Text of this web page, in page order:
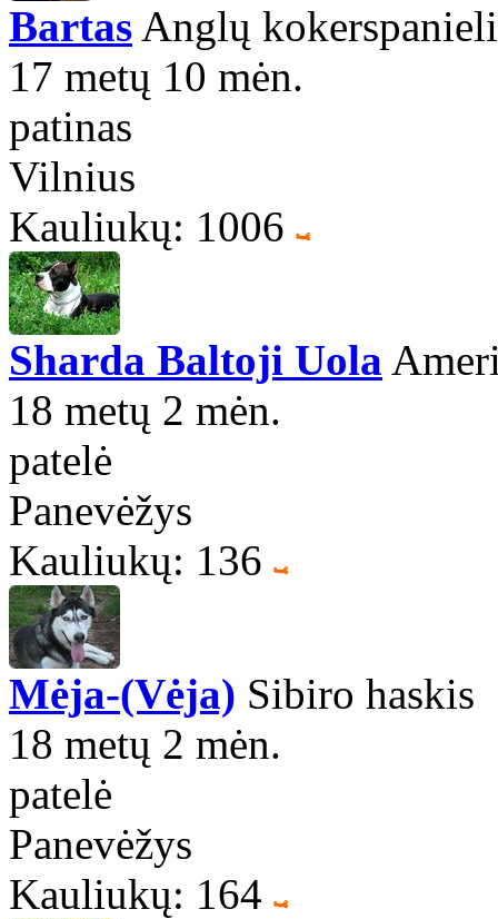
Bartas Anglų
17 metų 10 mėn.
patinas
Vilnius
Kauliukų: 1006
Sharda Baltoji Uola
18 metų 2 mėn.
patelė
Panevėžys
Kauliukų: 136
Mėja-(Vėja) Sibiro haskis
18 metų 2 mėn.
patelė
Panevėžys
Kauliukų: 164